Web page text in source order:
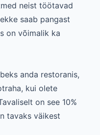
neist töötavad
saab pangast
on võimalik ka
anda restoranis,
kui olete
on see 10%
tavaks väikest